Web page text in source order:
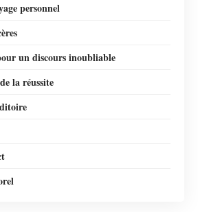
personnel
un discours inoubliable
la réussite